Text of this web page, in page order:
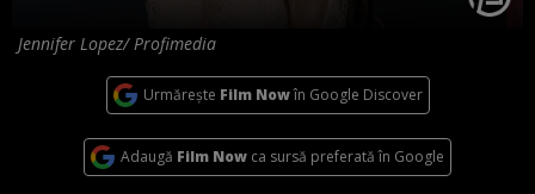
Jennifer Lopez/ Profimedia
Urmărește Film Nowîn Google Discover
Adaugă Film Now ca sursă preferată în Google